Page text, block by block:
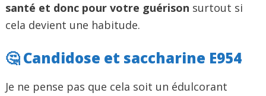
santé et donc pour votre guérison surtout si
cela devient une habitude.
🤔 Candidose et saccharine E954
Je ne pense pas que cela soit un édulcorant